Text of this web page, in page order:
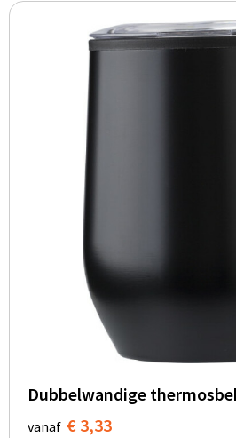
Dubbelwandige
vanaf € 3,33